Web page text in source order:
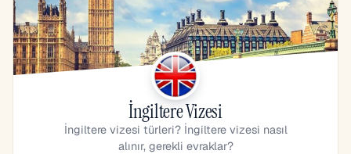
İngiltere Vizesi
İngiltere vizesi türleri? İngiltere vizesi nasıl
alınır, gerekli evraklar?